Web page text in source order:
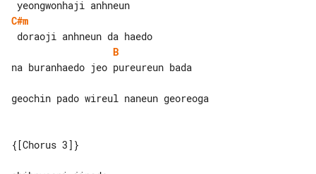
C#m
B
na buranhaedo jeo pureureun bada
geochin pado wireul naneun georeoga
{[Chorus 3]}